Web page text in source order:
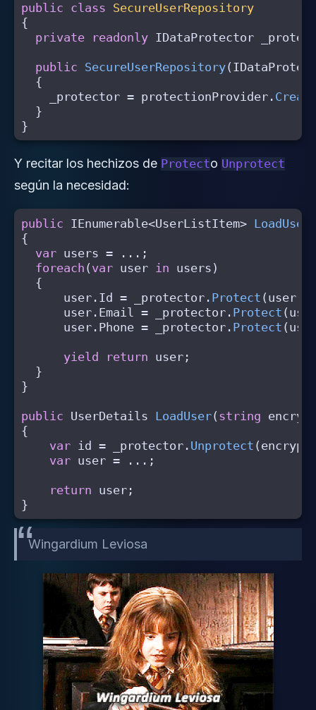
public class
SecureUserRepository
{
private
readonly IDataProtector
public SecureUserRepository(
{
_protector = protectionProvider .
}
}
Y recitar los hechizos de Protecto Unprotect
según la necesidad:
public IEnumerable<UserListItem>
{
var users =
...;
foreach ( var user in users )
{
user . Id = _protector . Protect ( user
user . Email = _protector . Protect (
user . Phone = _protector . Protect (
yield return user ;
}
}
public UserDetails LoadUser( string
{
var id = _protector . Unprotect (
var user = ...;
return user ;
}
Wingardium Leviosa